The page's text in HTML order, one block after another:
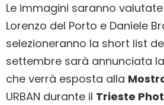
Le immagini saranno
Lorenzo del Porto e Daniele
selezioneranno la short list
settembre sarà annunciata la
che verrà esposta alla
URBAN durante il Trieste